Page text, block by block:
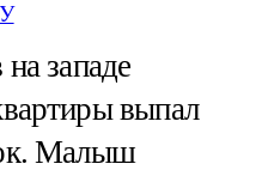
западе
выпал
Малыш